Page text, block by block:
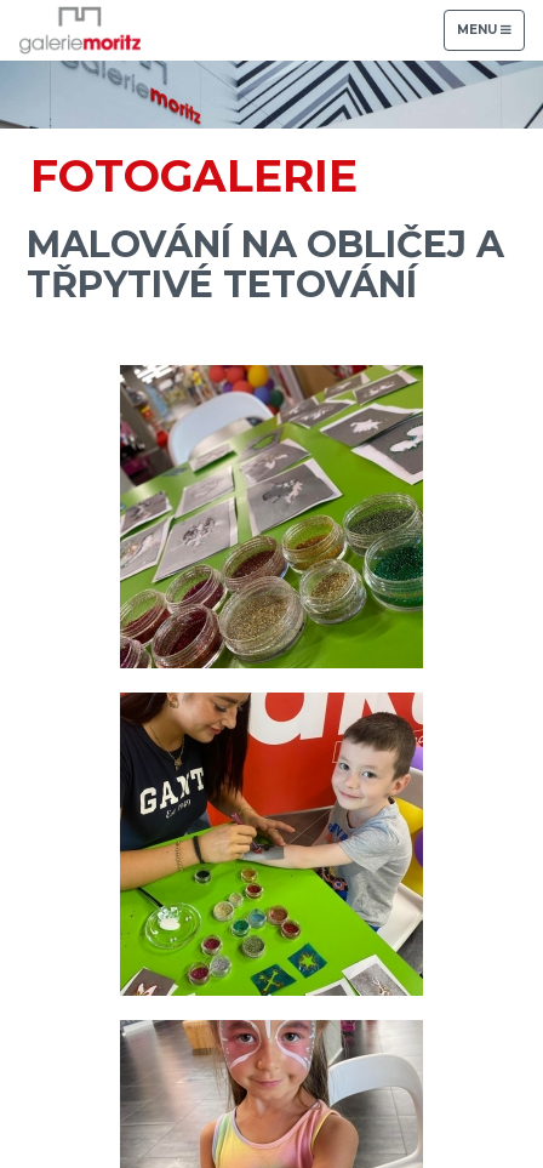
TOGGLE
NAVIGATION
MENU
FOTOGALERIE
MALOVÁNÍ NA OBLIČEJ A
TŘPYTIVÉ TETOVÁNÍ